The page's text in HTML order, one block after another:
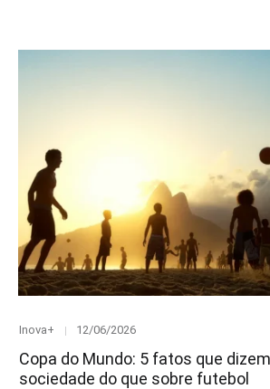
Category
Inova+
Posted
12/06/2026
Copa do Mundo: 5 fatos que
sociedade do que sobre futebol